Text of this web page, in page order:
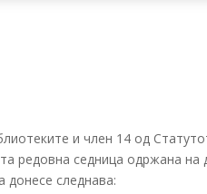
и член 14 од
редовна седница одржана на
донесе следнава: